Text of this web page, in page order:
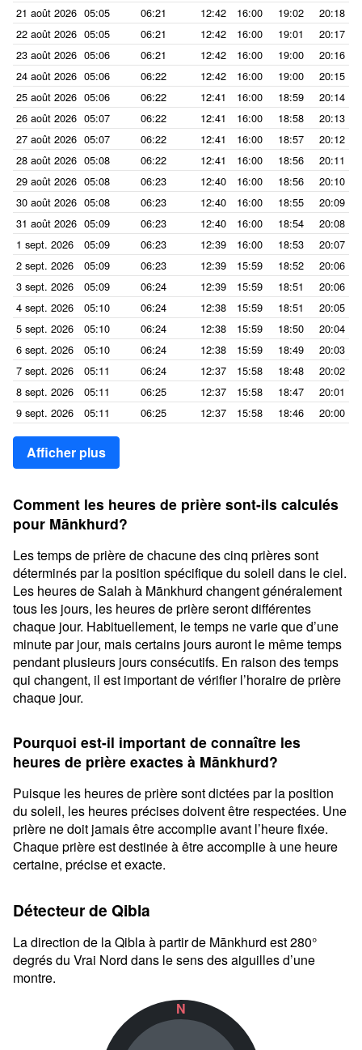
21 août 2026 05:05 06:21 12:42 16:00 19:02
20:18
22 août 2026 05:05 06:21 12:42 16:00 19:01
20:17
23 août 2026 05:06 06:21 12:42 16:00 19:00
20:16
24 août 2026 05:06 06:22 12:42 16:00 19:00
20:15
25 août 2026 05:06 06:22 12:41 16:00 18:59
20:14
26 août 2026 05:07 06:22 12:41 16:00 18:58
20:13
27 août 2026 05:07 06:22 12:41 16:00 18:57
20:12
28 août 2026 05:08 06:22 12:41 16:00 18:56
20:11
29 août 2026 05:08 06:23 12:40 16:00 18:56
20:10
30 août 2026 05:08 06:23 12:40 16:00 18:55
20:09
31 août 2026 05:09 06:23 12:40 16:00 18:54
20:08
1 sept. 2026
05:09 06:23 12:39 16:00 18:53
20:07
2 sept. 2026
05:09 06:23 12:39 15:59 18:52
20:06
3 sept. 2026
05:09 06:24 12:39 15:59 18:51
20:06
4 sept. 2026
05:10 06:24 12:38 15:59 18:51
20:05
5 sept. 2026
05:10 06:24 12:38 15:59 18:50
20:04
6 sept. 2026
05:10 06:24 12:38 15:59 18:49
20:03
7 sept. 2026
05:11 06:24 12:37 15:58 18:48
20:02
8 sept. 2026
05:11 06:25 12:37 15:58 18:47
20:01
9 sept. 2026
05:11 06:25 12:37 15:58 18:46 20:00
Afficher plus
Comment les heures de prière sont-ils calculés
pour Mānkhurd?
Les temps de prière de chacune des cinq prières sont
déterminés par la position spécifique du soleil dans le ciel.
Les heures de Salah à Mānkhurd changent généralement
tous les jours, les heures de prière seront différentes
chaque jour. Habituellement, le temps ne varie que d’une
minute par jour, mais certains jours auront le même temps
pendant plusieurs jours consécutifs. En raison des temps
qui changent, il est important de vérifier l’horaire de prière
chaque jour.
Pourquoi est-il important de connaître les
heures de prière exactes à Mānkhurd?
Puisque les heures de prière sont dictées par la position
du soleil, les heures précises doivent être respectées. Une
prière ne doit jamais être accomplie avant l’heure fixée.
Chaque prière est destinée à être accomplie à une heure
certaine, précise et exacte.
Détecteur de Qibla
La direction de la Qibla à partir de Mānkhurd est 280°
degrés du Vrai Nord dans le sens des aiguilles d’une
montre.
N